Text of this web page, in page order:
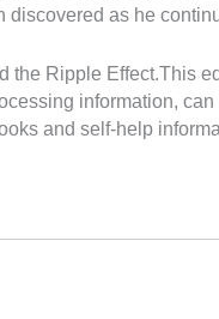
discovered as he
the Ripple Effect.This
information,
and self-help